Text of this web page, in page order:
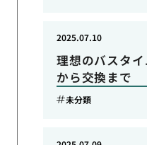
理想のバスタ
から交換まで
2025.07.10
未分類